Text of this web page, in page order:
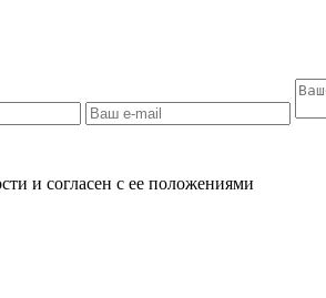
и согласен с ее положениями